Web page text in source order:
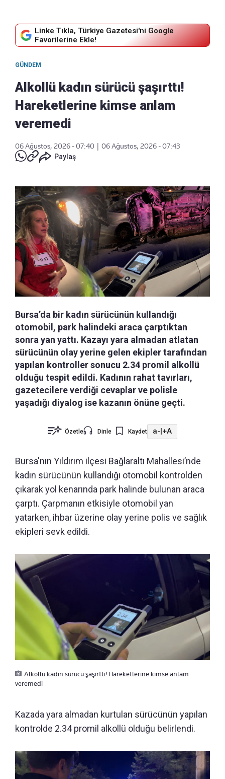
Linke Tıkla, Türkiye Gazetesi'ni Google
Favorilerine Ekle!
GÜNDEM
Alkollü kadın sürücü şaşırttı!
Hareketlerine kimse anlam
veremedi
06 Ağustos, 2026 - 07:40
06 Ağustos, 2026 - 07:43
Paylaş
Bursa’da bir kadın sürücünün kullandığı
otomobil, park halindeki araca çarptıktan
sonra yan yattı. Kazayı yara almadan atlatan
sürücünün olay yerine gelen ekipler tarafından
yapılan kontroller sonucu 2.34 promil alkollü
olduğu tespit edildi. Kadının rahat tavırları,
gazetecilere verdiği cevaplar ve polisle
yaşadığı diyalog ise kazanın önüne geçti.
Özetle Dinle Kaydet a-|+A
Bursa'nın Yıldırım ilçesi Bağlaraltı Mahallesi’nde
kadın sürücünün kullandığı otomobil kontrolden
çıkarak yol kenarında park halinde bulunan araca
çarptı. Çarpmanın etkisiyle otomobil yan
yatarken, ihbar üzerine olay yerine polis ve sağlık
ekipleri sevk edildi.
Alkollü kadın sürücü şaşırttı! Hareketlerine kimse anlam
veremedi
Kazada yara almadan kurtulan sürücünün yapılan
kontrolde 2.34 promil alkollü olduğu belirlendi.